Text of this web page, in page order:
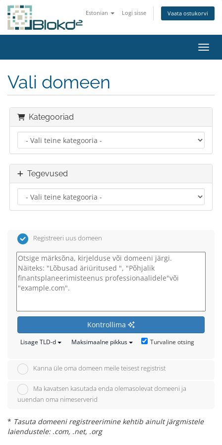
Estonian Logi sisse Vaata ostukorvi
Vali domeen
Kategooriad
Tegevused
Registreeri uus domeen
Kontrollima
Lisage TLD-d Maksimaalne pikkus Turvaline otsing
Kanna üle oma domeen meile teisest registrist
Ma kavatsen kasutada enda olemasolevat domeeni ja
uuendan oma nimeserverid
* Tasuta domeeni registreerimine kehtib ainult järgmistele
laiendustele: .com, .net, .org